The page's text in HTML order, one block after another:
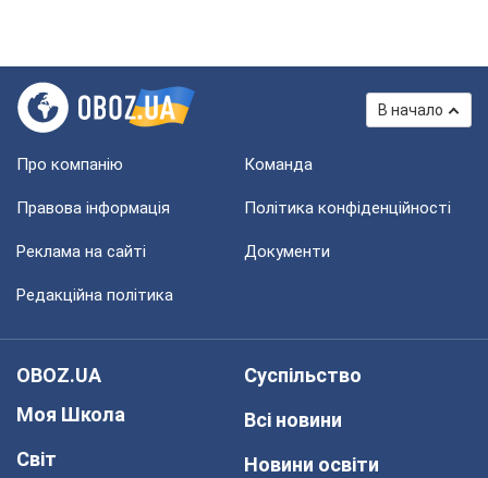
В начало
Про компанію Команда
Правова інформація Політика конфіденційності
Реклама на сайті Документи
Редакційна політика
OBOZ.UA
Моя Школа
Світ
Суспільство
Всі новини
Новини освіти